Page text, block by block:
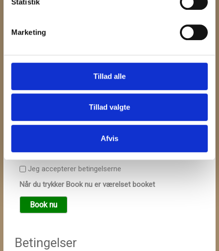
Marketing
Tillad alle
Tillad valgte
Afvis
Jeg accepterer betingelserne
Når du trykker Book nu er værelset booket
Betingelser